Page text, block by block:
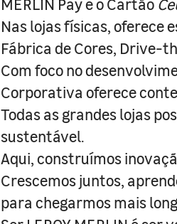
Nas lojas físicas, oferece
Fábrica de Cores, Drive-
Com foco no
Corporativa oferece
Todas as grandes lojas
sustentável.
Aqui, construímos
Crescemos juntos,
para chegarmos mais